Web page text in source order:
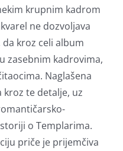
krupnim kadrom
ne dozvoljava
kroz celi album
zasebnim kadrovima,
Naglašena
te detalje, uz
o Templarima.
priče je prijemčiva